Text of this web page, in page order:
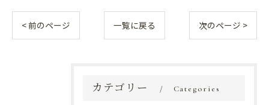
< 前のページ 一覧に戻る 次のページ >
カテゴリー Categories